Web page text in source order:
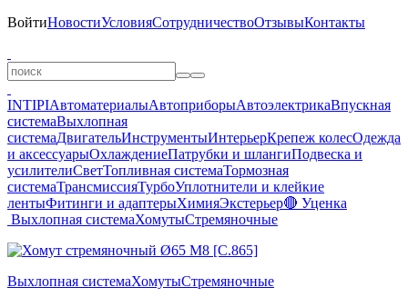
ВойтиНовостиУсловияСотрудничествоОтзывыКонтакты
INTIPIАвтоматериалыАвтоприборыАвтоэлектрикаВпускная
системаВыхлопная
системаДвигательИнструментыИнтерьерКрепеж колесОдежда
и аксессуарыОхлаждениеПатрубки и шлангиПодвеска и
усилителиСветТопливная системаТормозная
системаТрансмиссияТурбоУплотнители и клейкие
лентыФитинги и адаптерыХимияЭкстерьер🔴 Уценка
Выхлопная системаХомутыСтремяночные
Выхлопная системаХомутыСтремяночные